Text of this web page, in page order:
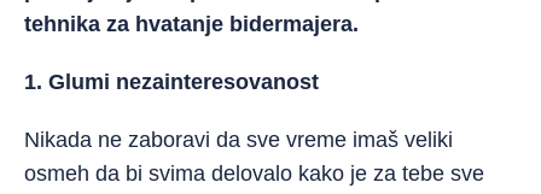
tehnika za hvatanje bidermajera.
1. Glumi nezainteresovanost
Nikada ne zaboravi da sve vreme imaš veliki
osmeh da bi svima delovalo kako je za tebe sve